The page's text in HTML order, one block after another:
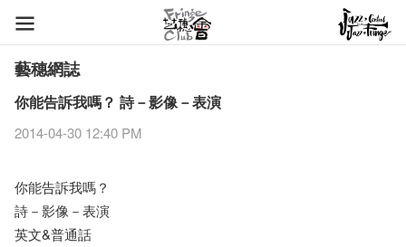
藝穗網誌
你能告訴我嗎？ 詩－影像－表演
2014-04-30 12:40 PM
你能告訴我嗎？
詩－影像－表演
英文&普通話